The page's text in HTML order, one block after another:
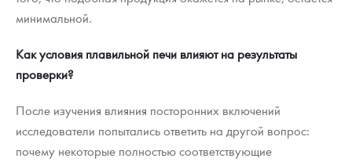
минимальной.
Как условия плавильной печи влияют на результаты
проверки?
После изучения влияния посторонних включений
исследователи попытались ответить на другой вопрос:
почему некоторые полностью соответствующие